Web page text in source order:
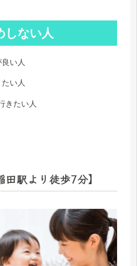
しない人
い人
い人
きたい人
駅より徒歩7分】